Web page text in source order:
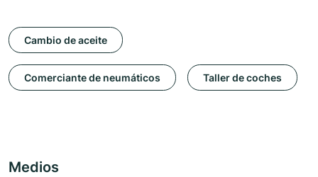
Cambio de aceite
Comerciante de neumáticos Taller de coches
Medios